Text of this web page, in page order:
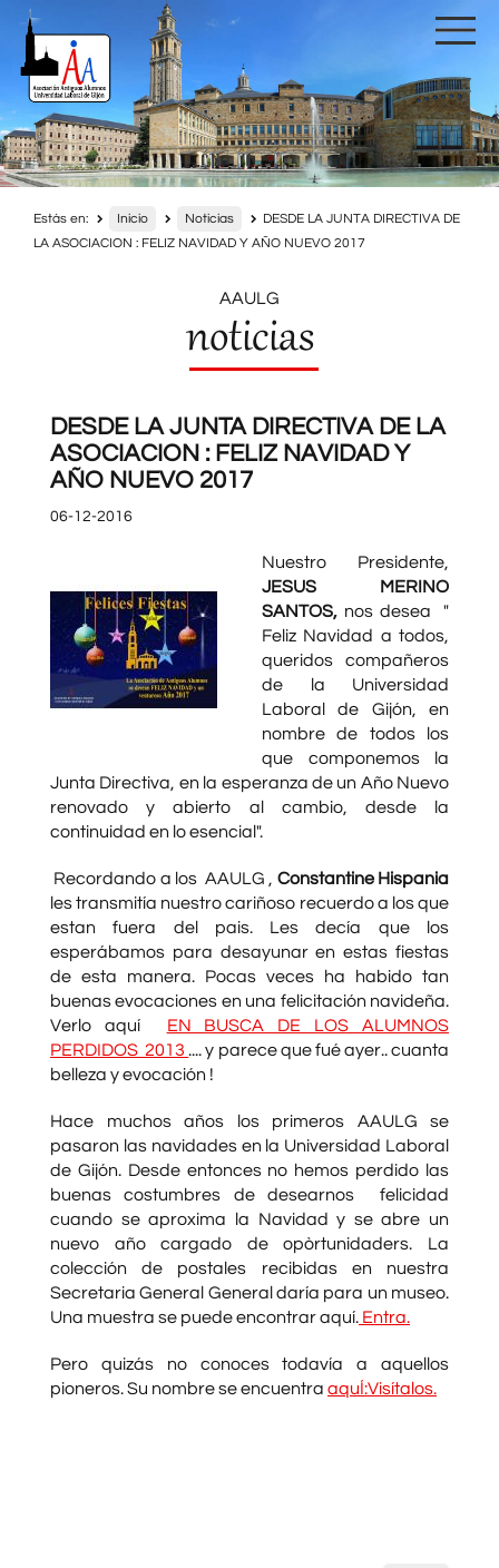
Estás en: Inicio Noticias
DESDE LA JUNTA DIRECTIVA DE
LA ASOCIACION : FELIZ NAVIDAD Y AÑO NUEVO 2017
AAULG
noticias
DESDE LA JUNTA DIRECTIVA DE LA
ASOCIACION : FELIZ NAVIDAD Y
AÑO NUEVO 2017
06-12-2016
Nuestro Presidente,
JESUS MERINO
SANTOS, nos desea "
Feliz Navidad a todos,
queridos compañeros
de la Universidad
Laboral de Gijón, en
nombre de todos los
que componemos la
Junta Directiva, en la esperanza de un Año Nuevo
renovado y abierto al cambio, desde la
continuidad en lo esencial".
Recordando a los AAULG , Constantine Hispania
les transmitía nuestro cariñoso recuerdo a los que
estan fuera del pais. Les decía que los
esperábamos para desayunar en estas fiestas
de esta manera. Pocas veces ha habido tan
buenas evocaciones en una felicitación navideña.
Verlo aquí EN BUSCA DE LOS ALUMNOS
PERDIDOS 2013 .... y parece que fué ayer.. cuanta
belleza y evocación !
Hace muchos años los primeros AAULG se
pasaron las navidades en la Universidad Laboral
de Gijón. Desde entonces no hemos perdido las
buenas costumbres de desearnos felicidad
cuando se aproxima la Navidad y se abre un
nuevo año cargado de opòrtunidaders. La
colección de postales recibidas en nuestra
Secretaria General General daría para un museo.
Una muestra se puede encontrar aquí. Entra.
Pero quizás no conoces todavía a aquellos
pioneros. Su nombre se encuentra aquÍ:Visítalos.